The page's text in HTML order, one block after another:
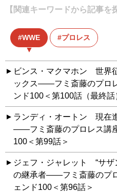
【関連キーワードから記事を
WWE プロレス
ビンス・マクマホン 世界
ックス――フミ斎藤のプロ
ンド100＜第100話（最終話
ランディ・オートン 現在
――フミ斎藤のプロレス講
100＜第99話＞
ジェフ・ジャレット “サザ
の継承者――フミ斎藤のプ
ェンド100＜第96話＞